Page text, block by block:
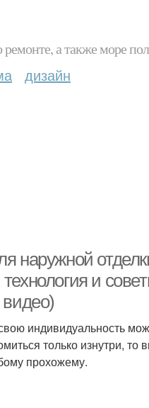
ремонте, а также море
дизайн
наружной
и
индивидуальность
только изнутри, то
прохожему.